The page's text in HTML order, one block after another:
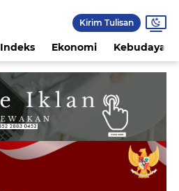
Kirim Tulisan
Indeks Ekonomi Kebudayaan